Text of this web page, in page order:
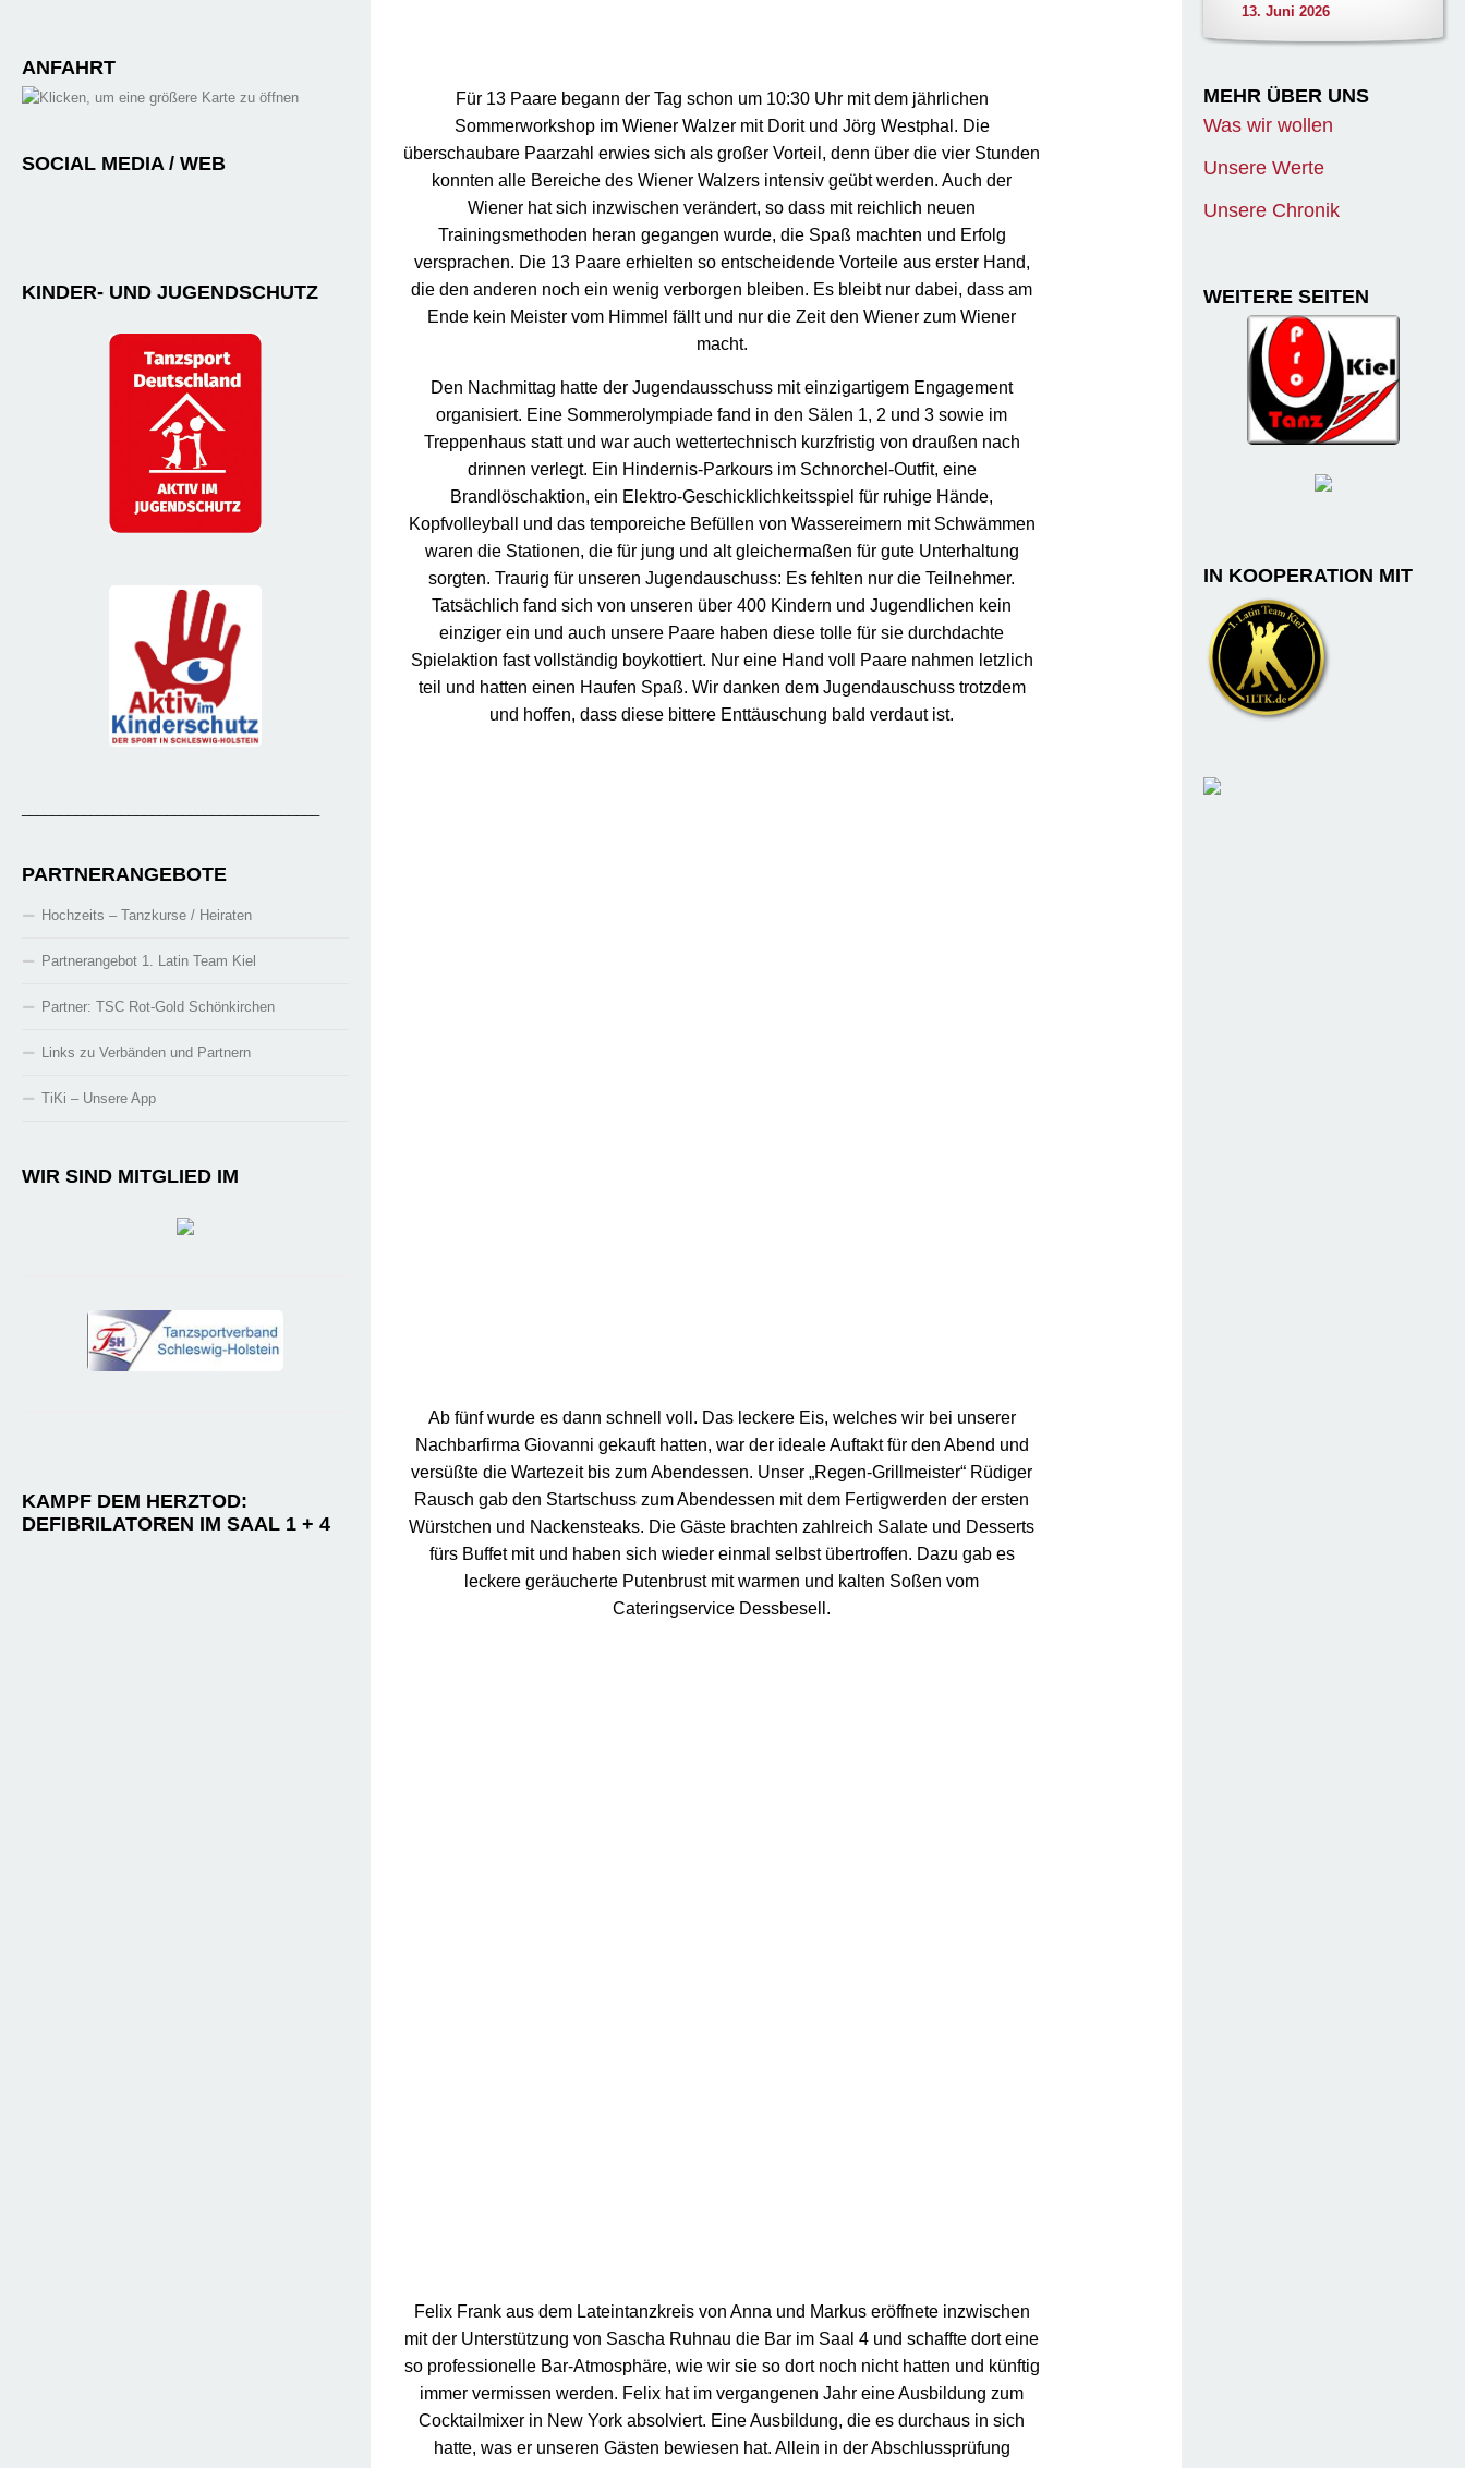
Für 13 Paare begann der Tag schon um 10:30 Uhr mit dem jährlichen
Sommerworkshop im Wiener Walzer mit Dorit und Jörg Westphal. Die
überschaubare Paarzahl erwies sich als großer Vorteil, denn über die vier Stunden
konnten alle Bereiche des Wiener Walzers intensiv geübt werden. Auch der
Wiener hat sich inzwischen verändert, so dass mit reichlich neuen
Trainingsmethoden heran gegangen wurde, die Spaß machten und Erfolg
versprachen. Die 13 Paare erhielten so entscheidende Vorteile aus erster Hand,
die den anderen noch ein wenig verborgen bleiben. Es bleibt nur dabei, dass am
Ende kein Meister vom Himmel fällt und nur die Zeit den Wiener zum Wiener
macht.
Den Nachmittag hatte der Jugendausschuss mit einzigartigem Engagement
organisiert. Eine Sommerolympiade fand in den Sälen 1, 2 und 3 sowie im
Treppenhaus statt und war auch wettertechnisch kurzfristig von draußen nach
drinnen verlegt. Ein Hindernis-Parkours im Schnorchel-Outfit, eine
Brandlöschaktion, ein Elektro-Geschicklichkeitsspiel für ruhige Hände,
Kopfvolleyball und das temporeiche Befüllen von Wassereimern mit Schwämmen
waren die Stationen, die für jung und alt gleichermaßen für gute Unterhaltung
sorgten. Traurig für unseren Jugendauschuss: Es fehlten nur die Teilnehmer.
Tatsächlich fand sich von unseren über 400 Kindern und Jugendlichen kein
einziger ein und auch unsere Paare haben diese tolle für sie durchdachte
Spielaktion fast vollständig boykottiert. Nur eine Hand voll Paare nahmen letzlich
teil und hatten einen Haufen Spaß. Wir danken dem Jugendauschuss trotzdem
und hoffen, dass diese bittere Enttäuschung bald verdaut ist.
Ab fünf wurde es dann schnell voll. Das leckere Eis, welches wir bei unserer
Nachbarfirma Giovanni gekauft hatten, war der ideale Auftakt für den Abend und
versüßte die Wartezeit bis zum Abendessen. Unser „Regen-Grillmeister“ Rüdiger
Rausch gab den Startschuss zum Abendessen mit dem Fertigwerden der ersten
Würstchen und Nackensteaks. Die Gäste brachten zahlreich Salate und Desserts
fürs Buffet mit und haben sich wieder einmal selbst übertroffen. Dazu gab es
leckere geräucherte Putenbrust mit warmen und kalten Soßen vom
Cateringservice Dessbesell.
Felix Frank aus dem Lateintanzkreis von Anna und Markus eröffnete inzwischen
mit der Unterstützung von Sascha Ruhnau die Bar im Saal 4 und schaffte dort eine
so professionelle Bar-Atmosphäre, wie wir sie so dort noch nicht hatten und künftig
immer vermissen werden. Felix hat im vergangenen Jahr eine Ausbildung zum
Cocktailmixer in New York absolviert. Eine Ausbildung, die es durchaus in sich
hatte, was er unseren Gästen bewiesen hat. Allein in der Abschlussprüfung
ANFAHRT
SOCIAL MEDIA / WEB
KINDER- UND JUGENDSCHUTZ
PARTNERANGEBOTE
Hochzeits – Tanzkurse / Heiraten
Partnerangebot 1. Latin Team Kiel
Partner: TSC Rot-Gold Schönkirchen
Links zu Verbänden und Partnern
TiKi – Unsere App
WIR SIND MITGLIED IM
KAMPF DEM HERZTOD:
DEFIBRILATOREN IM SAAL 1 + 4
13. Juni 2026
MEHR ÜBER UNS
Was wir wollen
Unsere Werte
Unsere Chronik
WEITERE SEITEN
IN KOOPERATION MIT